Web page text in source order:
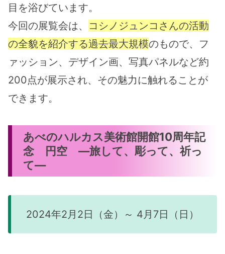
目を浴びています。
今回の展覧会は、
コシノジュンコさんの活動
の全貌を紹介する過去最大規模のもので、フ
ァッション、デザイン画、写真パネルなど約
200点が展示され、その魅力に触れることが
できます。
あべのハルカス美術館開館10周年記
念 円空―旅して、彫って、祈っ
て―
2024年2月2日（金）～ 4月7日（日）